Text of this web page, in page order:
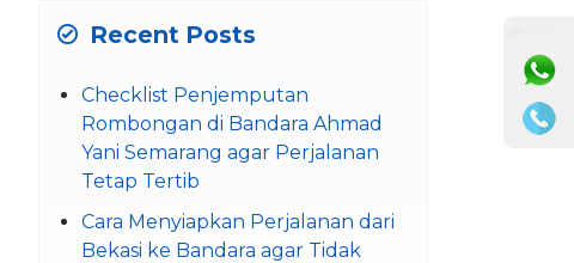
Recent Posts
Checklist Penjemputan
Rombongan di Bandara Ahmad
Yani Semarang agar Perjalanan
Tetap Tertib
Cara Menyiapkan Perjalanan dari
Bekasi ke Bandara agar Tidak